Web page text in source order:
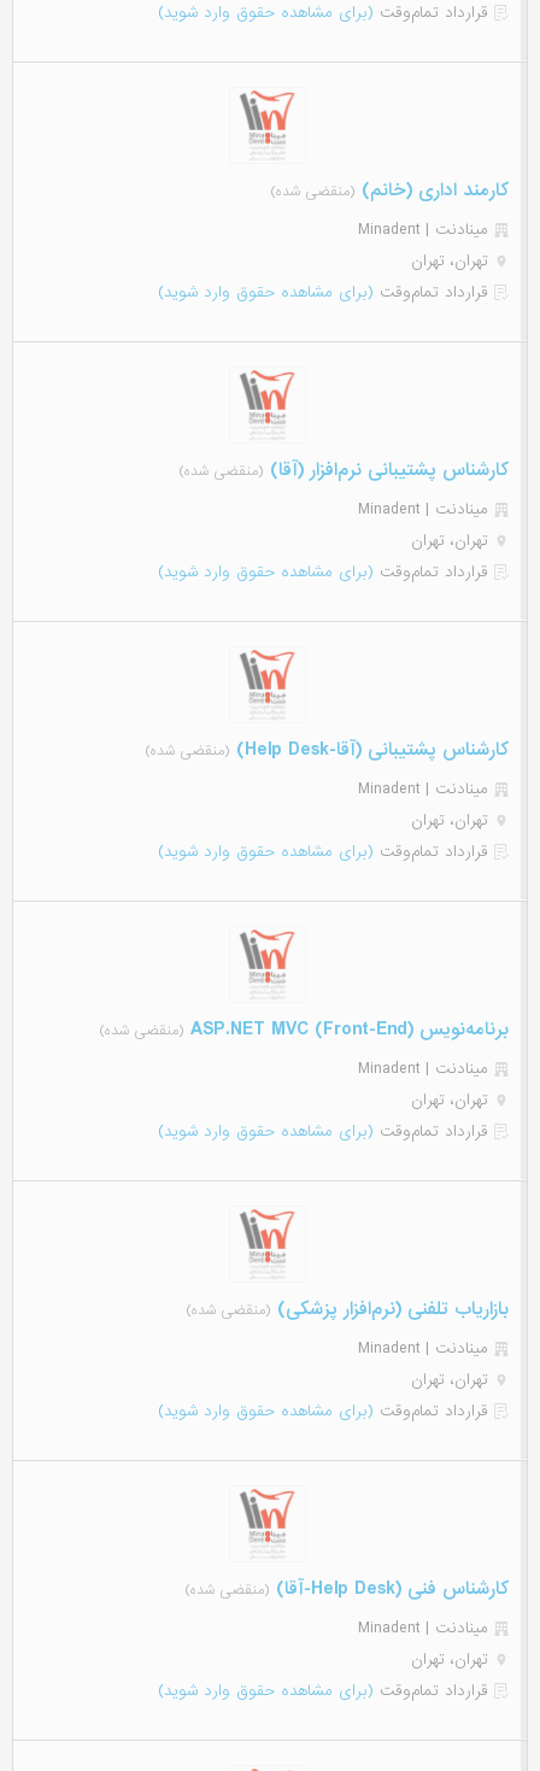
قرارداد تمام‌وقت (برای مشاهده حقوق وارد شوید)
کارمند اداری (خانم) (منقضی شده)
مینادنت | Minadent
تهران، تهران
قرارداد تمام‌وقت (برای مشاهده حقوق وارد شوید)
کارشناس پشتیبانی نرم‌افزار (آقا) (منقضی شده)
مینادنت | Minadent
تهران، تهران
قرارداد تمام‌وقت (برای مشاهده حقوق وارد شوید)
کارشناس پشتیبانی (آقا-Help Desk) (منقضی شده)
مینادنت | Minadent
تهران، تهران
قرارداد تمام‌وقت (برای مشاهده حقوق وارد شوید)
برنامه‌نویس (ASP.NET MVC (Front-End (منقضی شده)
مینادنت | Minadent
تهران، تهران
قرارداد تمام‌وقت (برای مشاهده حقوق وارد شوید)
بازاریاب تلفنی (نرم‌افزار پزشکی) (منقضی شده)
مینادنت | Minadent
تهران، تهران
قرارداد تمام‌وقت (برای مشاهده حقوق وارد شوید)
کارشناس فنی (Help Desk-آقا) (منقضی شده)
مینادنت | Minadent
تهران، تهران
قرارداد تمام‌وقت (برای مشاهده حقوق وارد شوید)